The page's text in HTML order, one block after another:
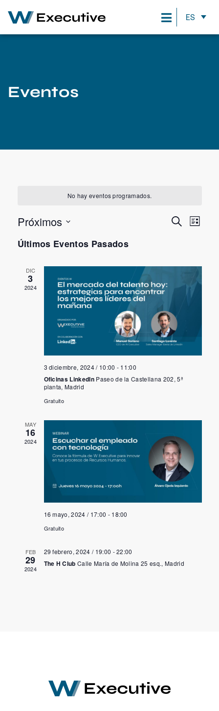
ES
Eventos
No hay eventos programados.
de
Buscar
Lista
Próximos
la
fecha.
Últimos Eventos Pasados
DIC
3
2024
3 diciembre, 2024 / 10:00 - 11:00
Oficinas LinkedIn Paseo de la Castellana 202, 5ª
planta, Madrid
Gratuito
MAY
16
2024
16 mayo, 2024 / 17:00 - 18:00
Gratuito
FEB
29
2024
29 febrero, 2024 / 19:00 -22:00
The H ClubCalle María de Molina 25 esq., Madrid